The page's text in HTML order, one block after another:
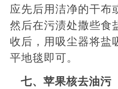
应先后用洁净的干布
然后在污渍处撒些食
收后，用吸尘器将盐
平地毯即可。
七、苹果核去油污